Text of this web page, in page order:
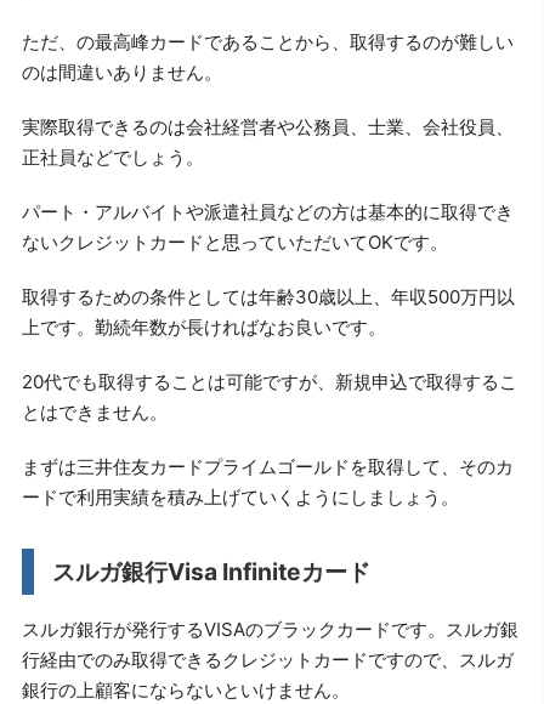
ただ、の最高峰カードであることから、取得するのが難しい
のは間違いありません。
実際取得できるのは会社経営者や公務員、士業、会社役員、
正社員などでしょう。
パート・アルバイトや派遣社員などの方は基本的に取得でき
ないクレジットカードと思っていただいてOKです。
取得するための条件としては年齢30歳以上、年収500万円以
上です。勤続年数が長ければなお良いです。
20代でも取得することは可能ですが、新規申込で取得するこ
とはできません。
まずは三井住友カードプライムゴールドを取得して、そのカ
ードで利用実績を積み上げていくようにしましょう。
スルガ銀行Visa Infiniteカード
スルガ銀行が発行するVISAのブラックカードです。スルガ銀
行経由でのみ取得できるクレジットカードですので、スルガ
銀行の上顧客にならないといけません。